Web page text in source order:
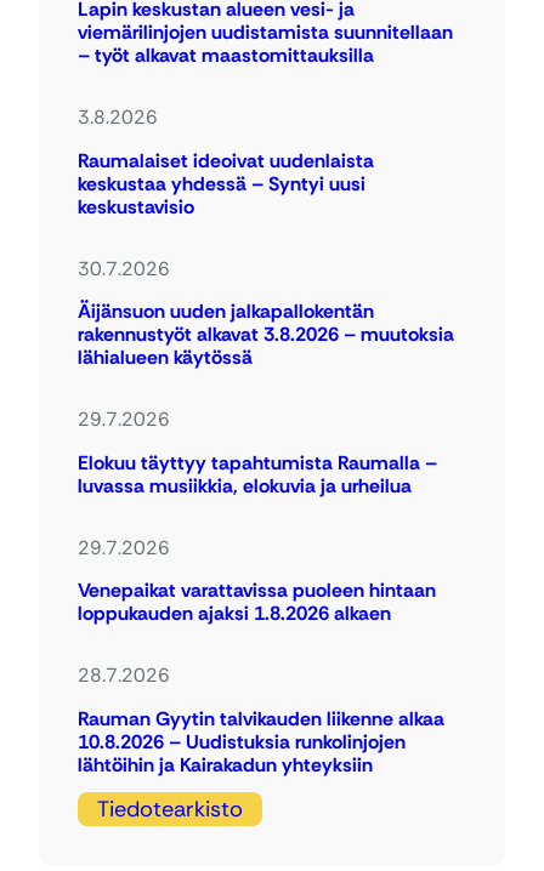
Lapin keskustan alueen vesi- ja
viemärilinjojen uudistamista suunnitellaan
– työt alkavat maastomittauksilla
3.8.2026
Raumalaiset ideoivat uudenlaista
keskustaa yhdessä – Syntyi uusi
keskustavisio
30.7.2026
Äijänsuon uuden jalkapallokentän
rakennustyöt alkavat 3.8.2026 – muutoksia
lähialueen käytössä
29.7.2026
Elokuu täyttyy tapahtumista Raumalla –
luvassa musiikkia, elokuvia ja urheilua
29.7.2026
Venepaikat varattavissa puoleen hintaan
loppukauden ajaksi 1.8.2026 alkaen
28.7.2026
Rauman Gyytin talvikauden liikenne alkaa
10.8.2026 – Uudistuksia runkolinjojen
lähtöihin ja Kairakadun yhteyksiin
Tiedotearkisto